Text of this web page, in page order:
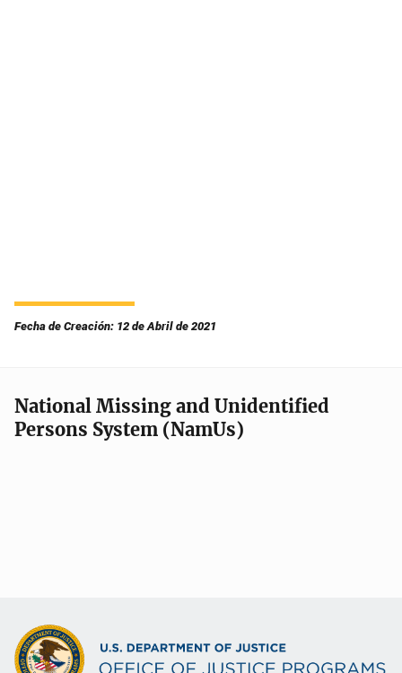
Fecha de Creación: 12 de Abril de 2021
National Missing and Unidentified
Persons System (NamUs)